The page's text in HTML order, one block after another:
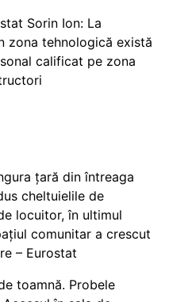
Sorin Ion: La
zona tehnologică există
calificat pe zona
țară din întreaga
cheltuielile de
locuitor, în ultimul
comunitar a crescut
– Eurostat
toamnă. Probele